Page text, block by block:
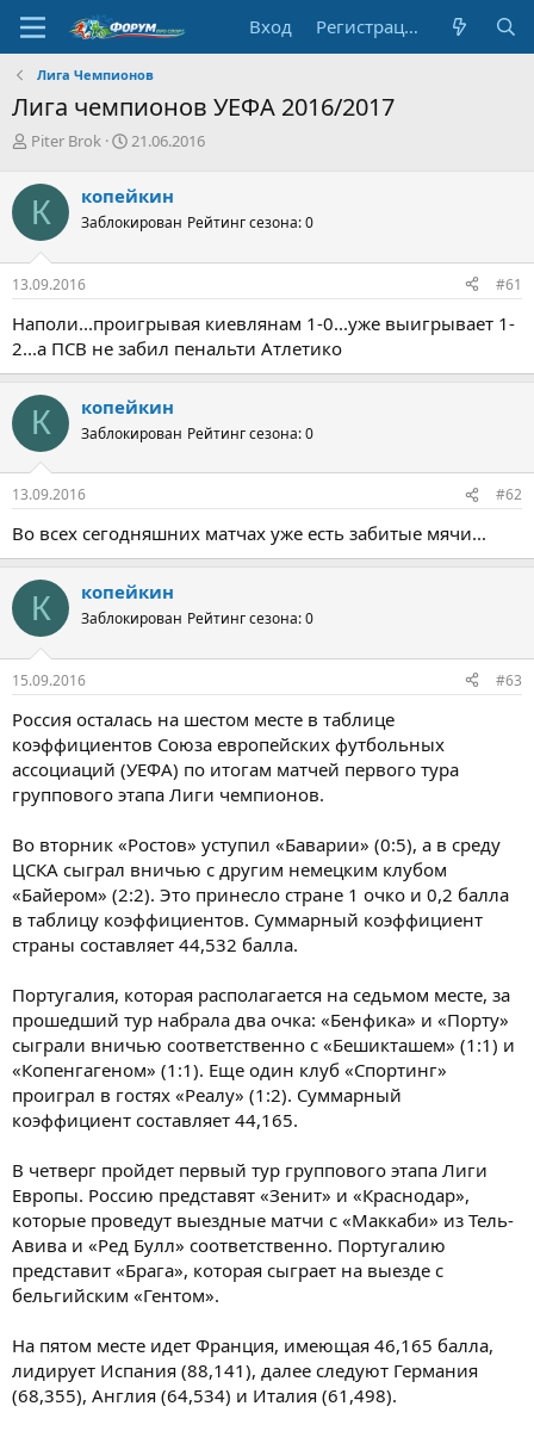
Вход Регистрация
Лига Чемпионов
Лига чемпионов УЕФА 2016/2017
А
т
о
р
т
е
м
Piter Brok
Д
а
н
ч
а
21.06.2016
К копейкин
Заблокирован Рейтинг сезона: 0
13.09.2016 #61
Наполи...проигрывая киевлянам 1-0...уже выигрывает 1-
2...а ПСВ не забил пенальти Атлетико
К копейкин
Заблокирован Рейтинг сезона: 0
13.09.2016 #62
Во всех сегодняшних матчах уже есть забитые мячи...
К копейкин
Заблокирован Рейтинг сезона: 0
15.09.2016 #63
Россия осталась на шестом месте в таблице
коэффициентов Союза европейских футбольных
ассоциаций (УЕФА) по итогам матчей первого тура
группового этапа Лиги чемпионов.
Во вторник «Ростов» уступил «Баварии» (0:5), а в среду
ЦСКА сыграл вничью с другим немецким клубом
«Байером» (2:2). Это принесло стране 1 очко и 0,2 балла
в таблицу коэффициентов. Суммарный коэффициент
страны составляет 44,532 балла.
Португалия, которая располагается на седьмом месте, за
прошедший тур набрала два очка: «Бенфика» и «Порту»
сыграли вничью соответственно с «Бешикташем» (1:1) и
«Копенгагеном» (1:1). Еще один клуб «Спортинг»
проиграл в гостях «Реалу» (1:2). Суммарный
коэффициент составляет 44,165.
В четверг пройдет первый тур группового этапа Лиги
Европы. Россию представят «Зенит» и «Краснодар»,
которые проведут выездные матчи с «Маккаби» из Тель-
Авива и «Ред Булл» соответственно. Португалию
представит «Брага», которая сыграет на выезде с
бельгийским «Гентом».
На пятом месте идет Франция, имеющая 46,165 балла,
лидирует Испания (88,141), далее следуют Германия
(68,355), Англия (64,534) и Италия (61,498).